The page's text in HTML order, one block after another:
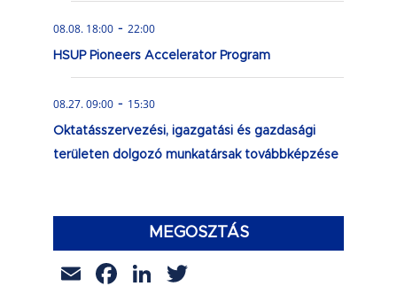
08.08. 18:00 - 22:00
HSUP Pioneers Accelerator Program
08.27. 09:00 - 15:30
Oktatásszervezési, igazgatási és gazdasági
területen dolgozó munkatársak továbbképzése
MEGOSZTÁS
EmailFacebook
LinkedIn